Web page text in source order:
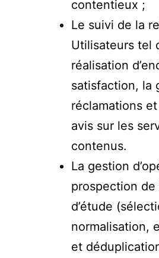
contentieux ;
Le suivi de la
Utilisateurs tel
réalisation
satisfaction, la
réclamations
avis sur les
contenus.
La gestion
prospection
d’étude
normalisation,
et